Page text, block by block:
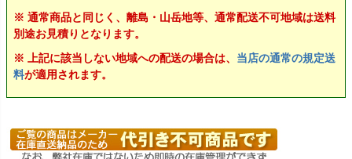
※ 通常商品と同じく、離島・山岳地等、通常配送不可地域は送料
別途お見積りとなります。
※ 上記に該当しない地域への配送の場合は、 当店の通常の規定送
料が適用されます。